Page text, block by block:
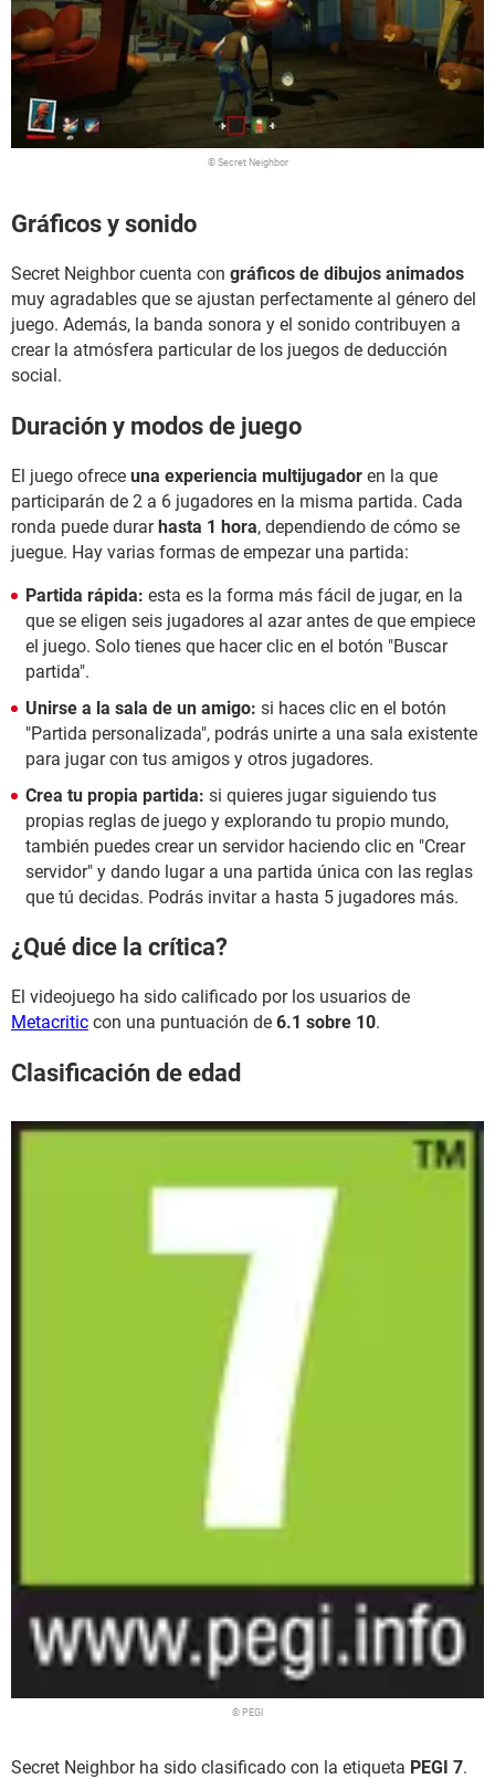
© Secret Neighbor
Gráficos y sonido
Secret Neighbor cuenta con gráficos de dibujos animados
muy agradables que se ajustan perfectamente al género del
juego. Además, la banda sonora y el sonido contribuyen a
crear la atmósfera particular de los juegos de deducción
social.
Duración y modos de juego
El juego ofrece una experiencia multijugador en la que
participarán de 2 a 6 jugadores en la misma partida. Cada
ronda puede durarhasta 1 hora, dependiendo de cómo se
juegue. Hay varias formas de empezar una partida:
Partida rápida: esta es la forma más fácil de jugar, en la
que se eligen seis jugadores al azar antes de que empiece
el juego. Solo tienes que hacer clic en el botón "Buscar
partida".
Unirse a la sala de un amigo: si haces clic en el botón
"Partida personalizada", podrás unirte a una sala existente
para jugar con tus amigos y otros jugadores.
Crea tu propia partida: si quieres jugar siguiendo tus
propias reglas de juego y explorando tu propio mundo,
también puedes crear un servidor haciendo clic en "Crear
servidor" y dando lugar a una partida única con las reglas
que tú decidas. Podrás invitar a hasta 5 jugadores más.
¿Qué dice la crítica?
El videojuego ha sido calificado por los usuarios de
Metacritic con una puntuación de 6.1 sobre 10.
Clasificación de edad
© PEGI
Secret Neighbor ha sido clasificado con la etiqueta PEGI 7.